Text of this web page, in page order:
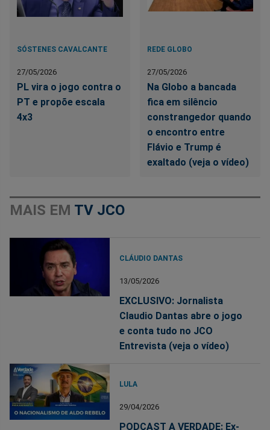
SÓSTENES CAVALCANTE
27/05/2026
PL vira o jogo contra o
PT e propõe escala
4x3
REDE GLOBO
27/05/2026
Na Globo a bancada
fica em silêncio
constrangedor quando
o encontro entre
Flávio e Trump é
exaltado (veja o vídeo)
MAIS EM TV JCO
CLÁUDIO DANTAS
13/05/2026
EXCLUSIVO: Jornalista
Claudio Dantas abre o jogo
e conta tudo no JCO
Entrevista (veja o vídeo)
LULA
29/04/2026
PODCAST A VERDADE: Ex-